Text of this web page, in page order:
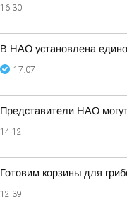
16:30
В НАО установлена
17:07
Представители НАО
14:12
Готовим корзины для
12:39